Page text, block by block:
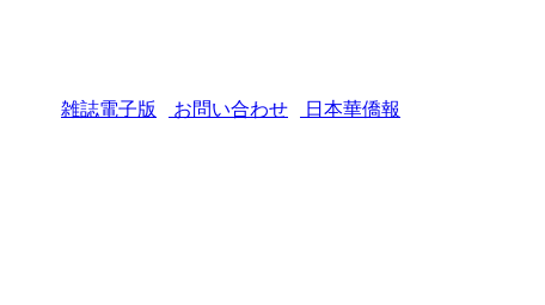
雑誌電子版 お問い合わせ 日本華僑報